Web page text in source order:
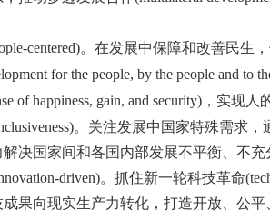
centered)。在发展中保障和改善民生
for the people, by the people and to
of happiness, gain, and security) ，实现人
。关注发展中国家特殊需求
决国家间和各国内部发展不平衡、不充
driven)。抓住新一轮科技革命
果向现实生产力转化，打造开放、公